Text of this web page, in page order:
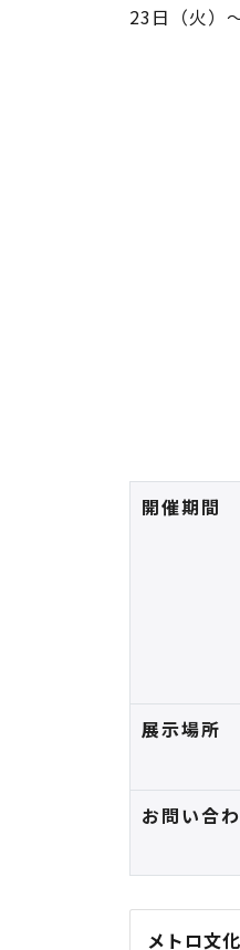
23日（火）
開催期間
展示場所
お問い合
メトロ文